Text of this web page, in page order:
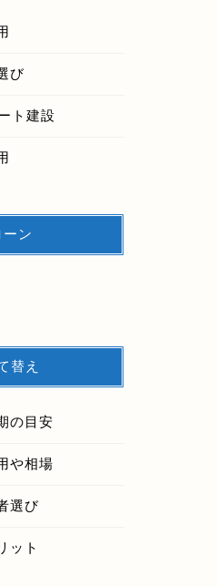
び
ト建設
ン
替え
の目安
や相場
選び
ット